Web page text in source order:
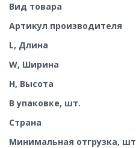
Вид товара
Артикул производителя
L, Длина
W, Ширина
H, Высота
В упаковке, шт.
Страна
Минимальная отгрузка, шт